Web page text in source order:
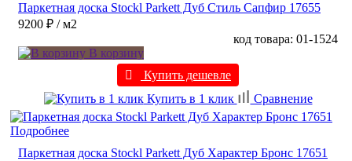
Паркетная доска Stockl Parkett Дуб Стиль Сапфир 17655
9200 ₽ / м2
код товара: 01-1524
В корзину
Купить дешевле
Купить в 1 клик
Сравнение
Подробнее
Паркетная доска Stockl Parkett Дуб Характер Бронс 17651